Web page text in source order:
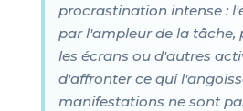
procrastination intense :
par l'ampleur de la tâche,
les écrans ou d'autres
d'affronter ce qui
manifestations ne sont